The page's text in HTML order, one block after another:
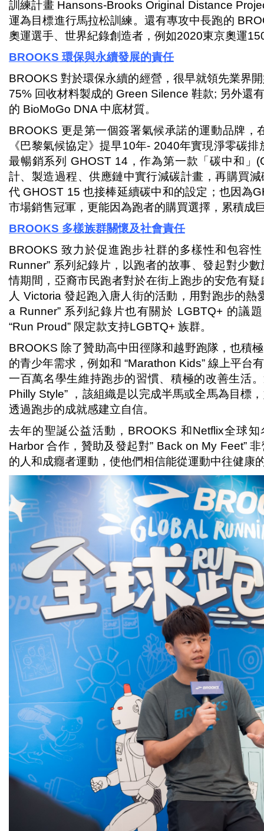
訓練計畫 Hansons-Brooks Original Distance
運為目標進行馬拉松訓練。還有專攻中長跑的
奧運選手、世界紀錄創造者，例如2020東京奧運
BROOKS 環保與永續發展的責任
BROOKS 對於環保永續的經營，很早就領先業界
75% 回收材料製成的 Green Silence 鞋款; 另外還
的 BioMoGo DNA 中底材質。
BROOKS 更是第一個簽署氣候承諾的運動品牌，
《巴黎氣候協定》提早10年- 2040年實現淨零碳
最暢銷系列 GHOST 14，作為第一款「碳中和」
計、製造過程、供應鏈中實行減碳計畫，再購買
代 GHOST 15 也接棒延續碳中和的設定；也因為
市場銷售冠軍，更能因為跑者的購買選擇，累積成
BROOKS 多樣族群關懷及社會責任
BROOKS 致力於促進跑步社群的多樣性和包容
Runner” 系列紀錄片，以跑者的故事、發起對少
情期間，亞裔市民跑者對於在街上跑步的安危有
人 Victoria 發起跑入唐人街的活動，用對跑步的熱
a Runner” 系列紀錄片也有關於 LGBTQ+ 的議
“Run Proud” 限定款支持LGBTQ+ 族群。
BROOKS 除了贊助高中田徑隊和越野跑隊，也積
的青少年需求，例如和 “Marathon Kids” 線上平台
一百萬名學生維持跑步的習慣、積極的改善生活
Philly Style” ，該組織是以完成半馬或全馬為目標
透過跑步的成就感建立自信。
去年的聖誕公益活動，BROOKS 和Netflix全球
Harbor 合作，贊助及發起對” Back on My Feet”
的人和成癮者運動，使他們相信能從運動中往健康